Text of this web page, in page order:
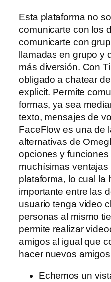
Esta plataforma no
comunicarte con los
comunicarte con
llamadas en grupo y
más diversión. Con
obligado a chatear
explicit. Permite
formas, ya sea
texto, mensajes de
FaceFlow es una de
alternativas de
opciones y
muchísimas ventajas
plataforma, lo cual la
importante entre las
usuario tenga video
personas al mismo
permite realizar
amigos al igual que
hacer nuevos
Echemos un